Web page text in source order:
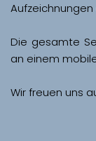
Die gesamte
Wir freuen uns